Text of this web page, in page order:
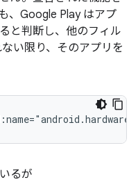
、Google Play はアプ
と判断し、他のフィル
い限り、そのアプリを
るが